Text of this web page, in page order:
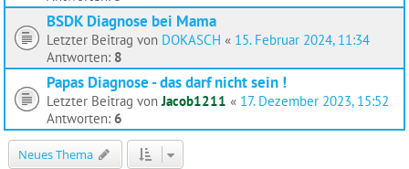
BSDK Diagnose bei Mama
Letzter Beitrag von DOKASCH « 15. Februar 2024, 11:34
Antworten: 8
Papas Diagnose - das darf nicht sein !
Letzter Beitrag vonJacob1211 « 17. Dezember 2023, 15:52
Antworten: 6
Neues Thema